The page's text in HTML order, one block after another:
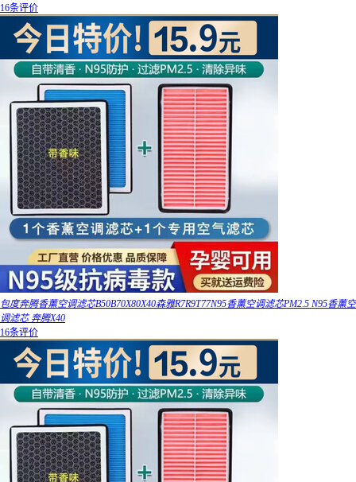
16条评价
包度奔腾香薰空调滤芯B50B70X80X40森雅R7R9T77N95香薰空调滤芯PM2.5 N95香薰空
调滤芯 奔腾X40
16条评价